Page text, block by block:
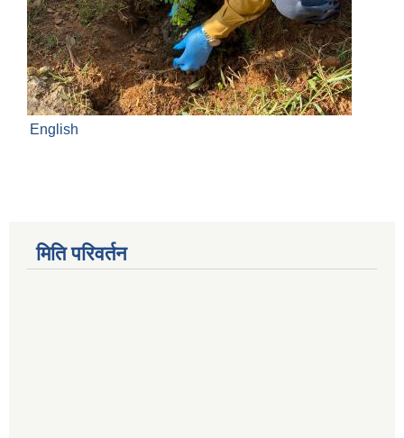
English
मिति परिवर्तन